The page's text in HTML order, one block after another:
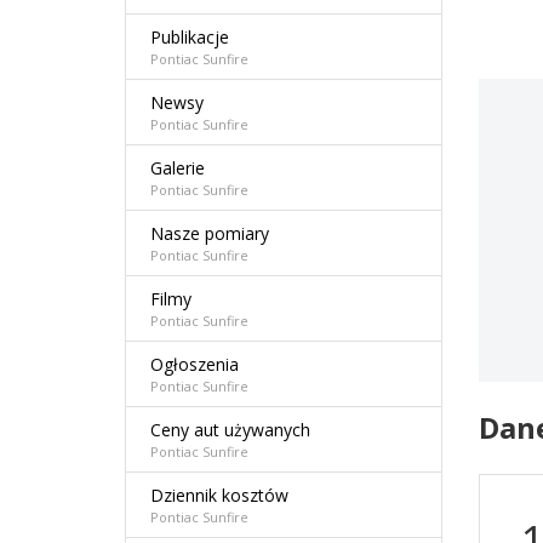
Publikacje
Pontiac Sunfire
Newsy
Pontiac Sunfire
Galerie
Pontiac Sunfire
Nasze pomiary
Pontiac Sunfire
Filmy
Pontiac Sunfire
Ogłoszenia
Pontiac Sunfire
Ceny aut używanych
Pontiac Sunfire
Dziennik kosztów
Pontiac Sunfire